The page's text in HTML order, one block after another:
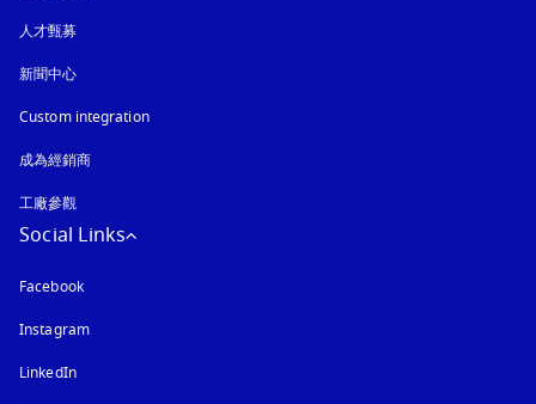
人才甄募
新聞中心
Custom integration
成為經銷商
工廠參觀
Social Links
Facebook
Instagram以新標籤頁開啟
LinkedIn